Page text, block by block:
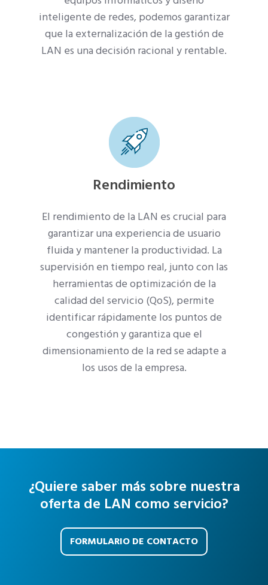
inteligente de redes, podemos garantizar
que la externalización de la gestión de
LAN es una decisión racional y rentable.
Rendimiento
El rendimiento de la LAN es crucial para
garantizar una experiencia de usuario
fluida y mantener la productividad. La
supervisión en tiempo real, junto con las
herramientas de optimización de la
calidad del servicio (QoS), permite
identificar rápidamente los puntos de
congestión y garantiza que el
dimensionamiento de la red se adapte a
los usos de la empresa.
¿Quiere saber más sobre nuestra
oferta de LAN como servicio?
FORMULARIO DE CONTACTO